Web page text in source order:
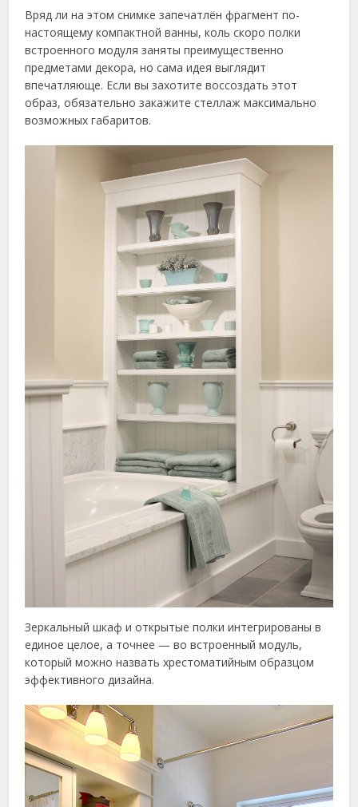
Вряд ли на этом снимке запечатлён фрагмент по-
настоящему компактной ванны, коль скоро полки
встроенного модуля заняты преимущественно
предметами декора, но сама идея выглядит
впечатляюще. Если вы захотите воссоздать этот
образ, обязательно закажите стеллаж максимально
возможных габаритов.
Зеркальный шкаф и открытые полки интегрированы в
единое целое, а точнее — во встроенный модуль,
который можно назвать хрестоматийным образцом
эффективного дизайна.